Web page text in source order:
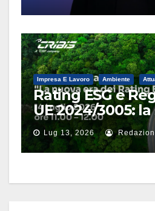
Impresa E Lavoro Ambiente
Rating ESG e
UE 2024/3005:
le imprese nel
CRIBIS
Lug 13, 2026